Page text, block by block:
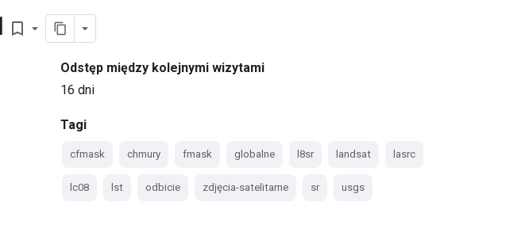
bookmark_border
Odstęp między kolejnymi wizytami
16 dni
Tagi
cfmask chmury fmask globalne l8sr landsat lasrc
lc08 lst odbicie zdjęcia-satelitarne sr usgs